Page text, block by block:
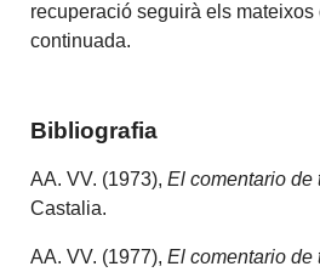
recuperació seguirà els
continuada.
Bibliografia
AA. VV. (1973),El comentario de
Castalia.
AA. VV. (1977),El comentario de